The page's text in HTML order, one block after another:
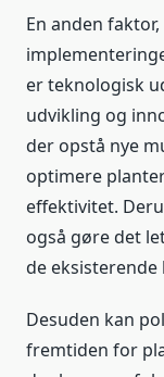
En anden
er teknologisk
udvikling og
der opstå nye
optimere
effektivitet.
også gøre det
de eksisterende
Desuden kan
fremtiden for